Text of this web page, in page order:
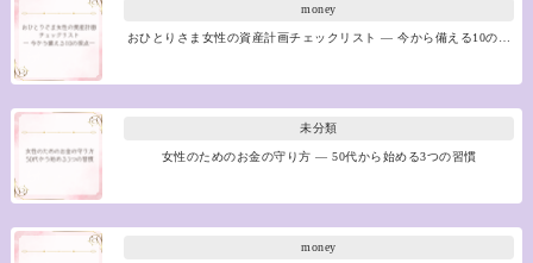
money
おひとりさま女性の資産計画チェックリスト ― 今から備える10の…
未分類
女性のためのお金の守り方 ― 50代から始める3つの習慣
money